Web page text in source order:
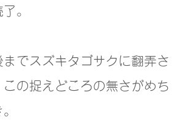
。
でスズキタゴサクに翻弄さ
の捉えどころの無さがめち